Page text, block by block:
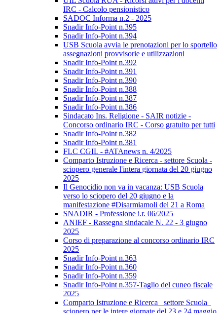
IRC - Calcolo pensionistico
SADOC Informa n.2 - 2025
Snadir Info-Point n.395
Snadir Info-Point n.394
USB Scuola avvia le prenotazioni per lo sportello
assegnazioni provvisorie e utilizzazioni
Snadir Info-Point n.392
Snadir Info-Point n.391
Snadir Info-Point n.390
Snadir Info-Point n.388
Snadir Info-Point n.387
Snadir Info-Point n.386
Sindacato Ins. Religione - SAIR notizie -
Concorso ordinario IRC - Corso gratuito per tutti
Snadir Info-Point n.382
Snadir Info-Point n.381
FLC CGIL - #ATAnews n. 4/2025
Comparto Istruzione e Ricerca - settore Scuola -
sciopero generale l'intera giornata del 20 giugno
2025
Il Genocidio non va in vacanza: USB Scuola
verso lo sciopero del 20 giugno e la
manifestazione #Disarmiamoli del 21 a Roma
SNADIR - Professione i.r. 06/2025
ANIEF - Rassegna sindacale N. 22 - 3 giugno
2025
Corso di preparazione al concorso ordinario IRC
2025
Snadir Info-Point n.363
Snadir Info-Point n.360
Snadir Info-Point n.359
Snadir Info-Point n.357-Taglio del cuneo fiscale
2025
Comparto Istruzione e Ricerca_ settore Scuola_